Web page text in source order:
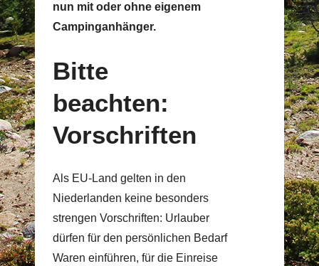
nun mit oder ohne eigenem
Campinganhänger.
Bitte
beachten:
Vorschriften
Als EU-Land gelten in den
Niederlanden keine besonders
strengen Vorschriften: Urlauber
dürfen für den persönlichen Bedarf
Waren einführen, für die Einreise